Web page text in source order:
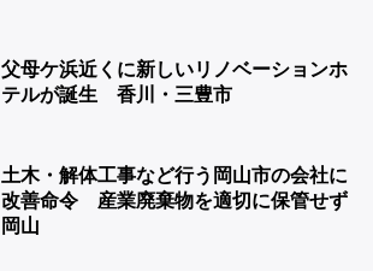
父母ケ浜近くに新しいリノベーションホ
テルが誕生 香川・三豊市
土木・解体工事など行う岡山市の会社に
改善命令 産業廃棄物を適切に保管せず
岡山